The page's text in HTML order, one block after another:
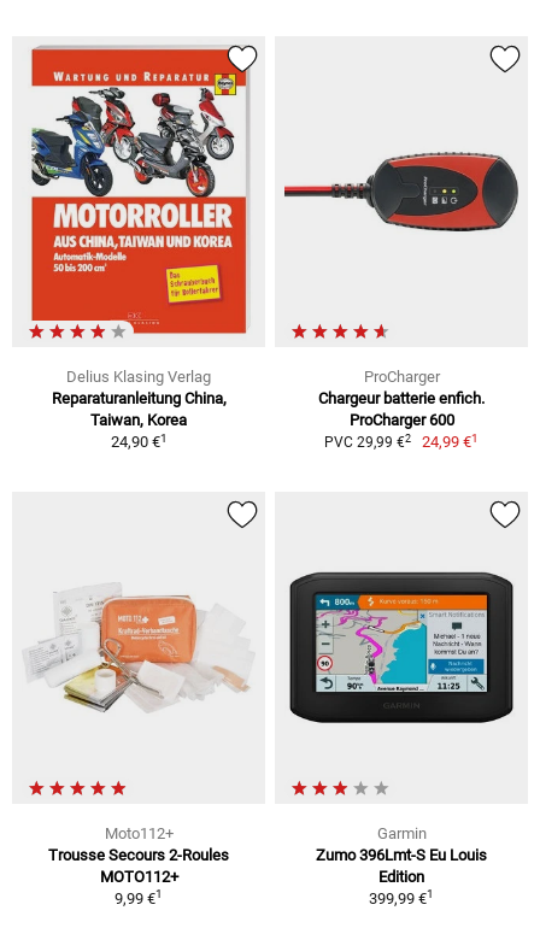
Delius Klasing Verlag
Reparaturanleitung China,
Taiwan, Korea
24,90 €1
ProCharger
Chargeur batterie enfich.
ProCharger 600
PVC 29,99 €2 24,99 €1
Moto112+
Trousse Secours 2-Roules
MOTO112+
9,99 €1
Garmin
Zumo 396Lmt-S Eu Louis
Edition
399,99 €1